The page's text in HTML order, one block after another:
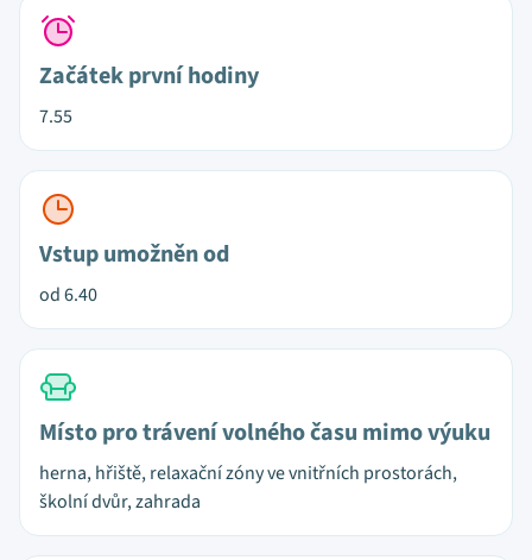
Začátek první hodiny
7.55
Vstup umožněn od
od 6.40
Místo pro trávení volného času mimo výuku
herna, hřiště, relaxační zóny ve vnitřních prostorách,
školní dvůr, zahrada